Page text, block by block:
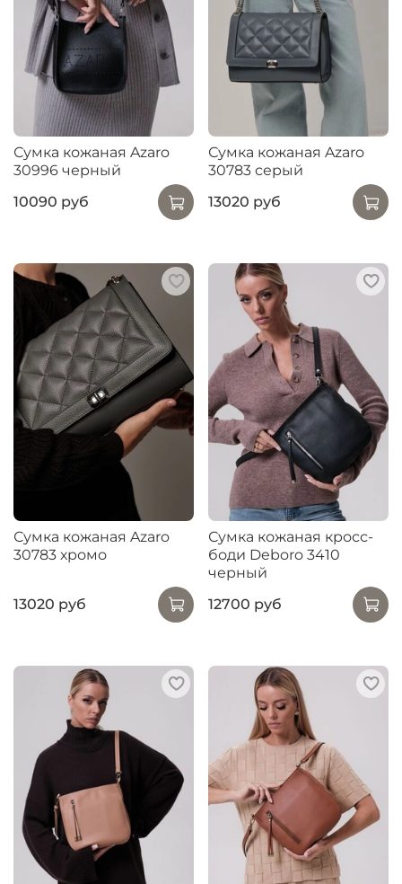
Сумка кожаная Azaro
30996 черный
10090 руб
Сумка кожаная Azaro
30783 серый
13020 руб
Сумка кожаная Azaro
30783 хромо
13020 руб
Сумка кожаная кросс-
боди Deboro 3410
черный
12700 руб